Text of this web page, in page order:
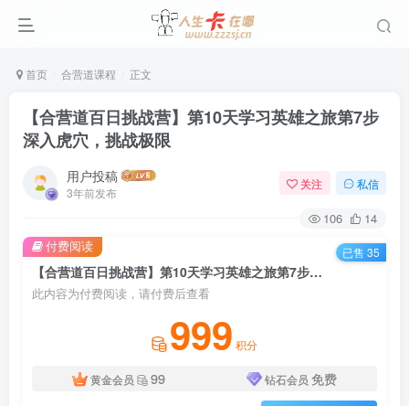
首页 合营道课程 正文
【合营道百日挑战营】第10天学习英雄之旅第7步
深入虎穴，挑战极限
用户投稿
3年前发布
关注 私信
106 14
【合营道百日挑战营】第10天学习英雄之旅第7步深入虎穴，挑战极限
此内容为付费阅读，请付费后查看
999 积分
黄金会员 99 钻石会员 免费
付费阅读 已售 35